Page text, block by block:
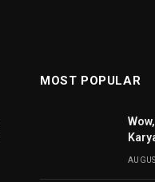
MOST POPULAR